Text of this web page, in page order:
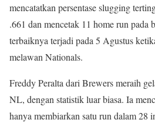
mencatatkan persentase slugging
.661 dan mencetak 11 home run pada
terbaiknya terjadi pada 5 Agustus
melawan Nationals.
Freddy Peralta dari Brewers meraih
NL, dengan statistik luar biasa. Ia
hanya membiarkan satu run dalam 28